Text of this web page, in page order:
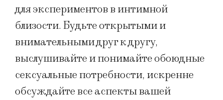
для экспериментов в интимной
близости. Будьте открытыми и
внимательными друг к другу,
выслушивайте и понимайте обоюдные
сексуальные потребности, искренне
обсуждайте все аспекты вашей